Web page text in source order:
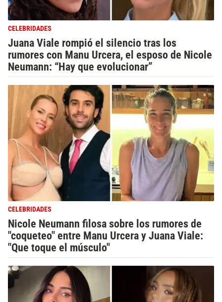
CELEBRIDADES
Juana Viale rompió el silencio tras los
rumores con Manu Urcera, el esposo de Nicole
Neumann: “Hay que evolucionar”
CELEBRIDADES
Nicole Neumann filosa sobre los rumores de
"coqueteo" entre Manu Urcera y Juana Viale:
"Que toque el músculo"